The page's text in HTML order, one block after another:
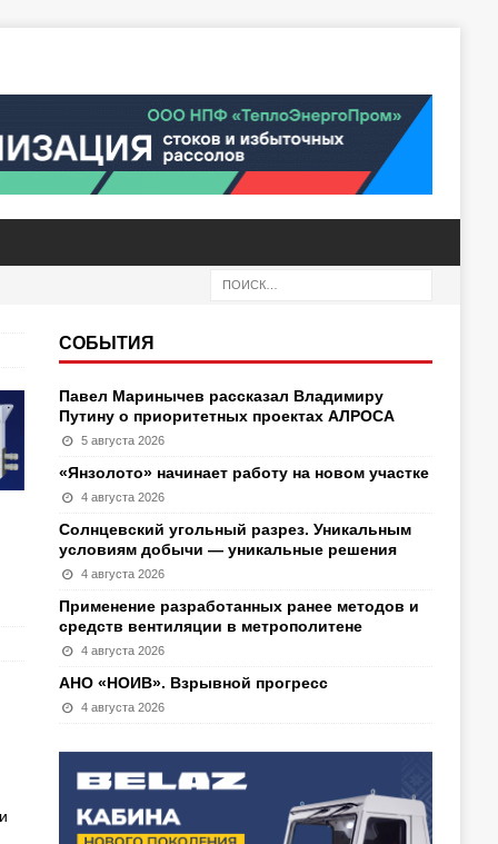
СОБЫТИЯ
Павел Маринычев рассказал Владимиру
Путину о приоритетных проектах АЛРОСА
5 августа 2026
«Янзолото» начинает работу на новом участке
4 августа 2026
Солнцевский угольный разрез. Уникальным
условиям добычи — уникальные решения
4 августа 2026
Применение разработанных ранее методов и
средств вентиляции в метрополитене
4 августа 2026
АНО «НОИВ». Взрывной прогресс
4 августа 2026